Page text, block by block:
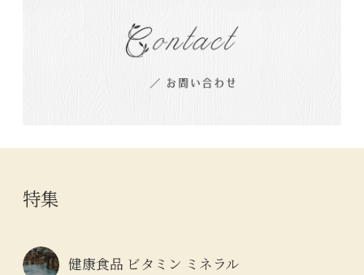
特集
健康食品 ビタミン ミネラル